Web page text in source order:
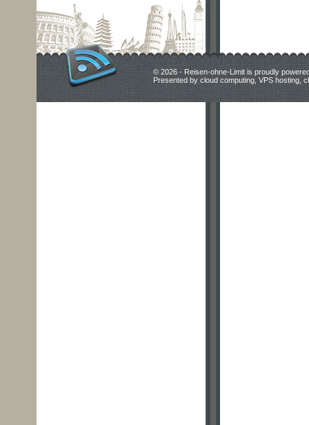
© 2026 - Reisen-ohne-Limit is proudly
Presented by cloud computing VPS hosting